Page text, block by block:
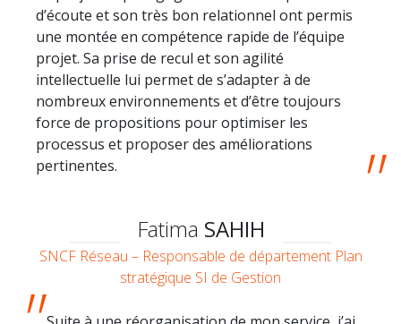
d’écoute et son très bon relationnel ont permis
une montée en compétence rapide de l’équipe
projet. Sa prise de recul et son agilité
intellectuelle lui permet de s’adapter à de
nombreux environnements et d’être toujours
force de propositions pour optimiser les
processus et proposer des améliorations
pertinentes.
Fatima SAHIH
SNCF Réseau – Responsable de département Plan
stratégique SI de Gestion